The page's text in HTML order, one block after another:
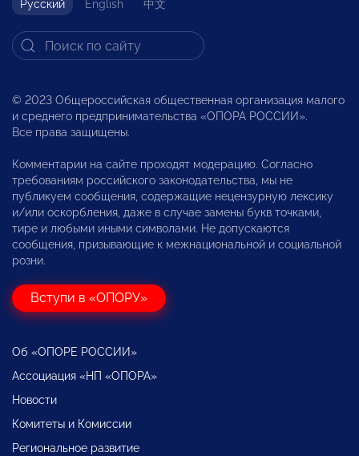
Русский English 中文
© 2023 Общероссийская общественная организация малого
и среднего предпринимательства «ОПОРА РОССИИ».
Все права защищены.
Комментарии на сайте проходят модерацию. Согласно
требованиям российского законодательства, мы не
публикуем сообщения, содержащие нецензурную лексику
и/или оскорбления, даже в случае замены букв точками,
тире и любыми иными символами. Не допускаются
сообщения, призывающие к межнациональной и социальной
розни.
Вступи в «ОПОРУ»
Об «ОПОРЕ РОССИИ»
Ассоциация «НП «ОПОРА»
Новости
Комитеты и Комиссии
Региональное развитие